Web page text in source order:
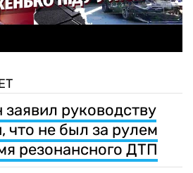
заявил руководству
что не был за рулем
резонансного ДТП